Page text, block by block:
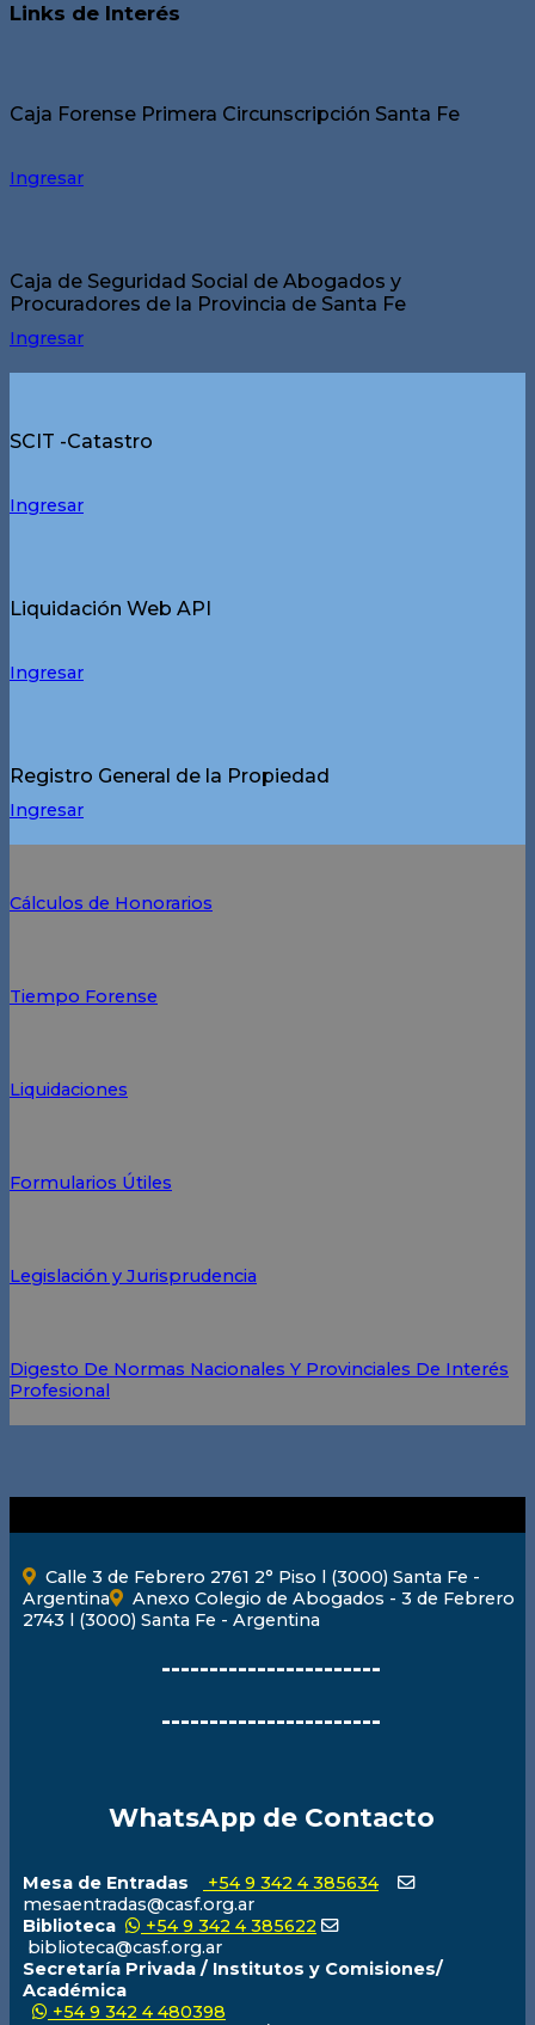
Links de Interés
Caja Forense Primera Circunscripción Santa Fe
Ingresar
Caja de Seguridad Social de Abogados y
Procuradores de la Provincia de Santa Fe
Ingresar
SCIT -Catastro
Ingresar
Liquidación Web API
Ingresar
Registro General de la Propiedad
Ingresar
Cálculos de Honorarios
Tiempo Forense
Liquidaciones
Formularios Útiles
Legislación y Jurisprudencia
Digesto De Normas Nacionales Y Provinciales De Interés
Profesional
Calle 3 de Febrero 2761 2° Piso l (3000) Santa Fe -
Argentina
Anexo Colegio de Abogados - 3 de Febrero
2743 l (3000) Santa Fe - Argentina
-----------------------
-----------------------
WhatsApp de Contacto
Mesa de Entradas
+54 9 342 4 385634
mesaentradas@casf.org.ar
Biblioteca
+54 9 342 4 385622
biblioteca@casf.org.ar
Secretaría Privada / Institutos y Comisiones/
Académica
+54 9 342 4 480398